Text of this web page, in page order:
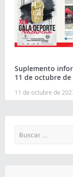
Suplemento
11 de octubre de
11 de octubre de